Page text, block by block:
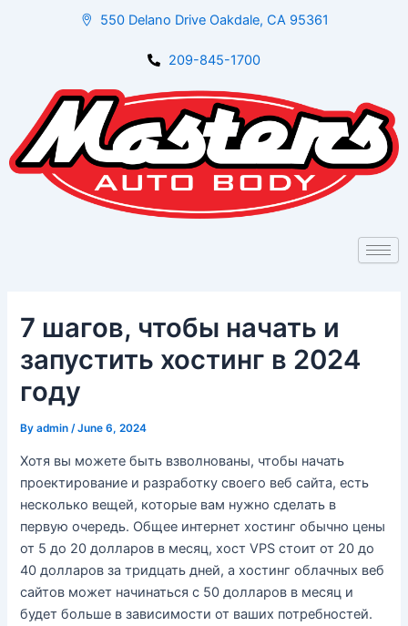
550 Delano Drive Oakdale, CA 95361
209-845-1700
7 шагов, чтобы начать и
запустить хостинг в 2024
году
Byadmin/June 6, 2024
Хотя вы можете быть взволнованы, чтобы начать
проектирование и разработку своего веб сайта, есть
несколько вещей, которые вам нужно сделать в
первую очередь. Общее интернет хостинг обычно цены
от 5 до 20 долларов в месяц, хост VPS стоит от 20 до
40 долларов за тридцать дней, а хостинг облачных веб
сайтов может начинаться с 50 долларов в месяц и
будет больше в зависимости от ваших потребностей.